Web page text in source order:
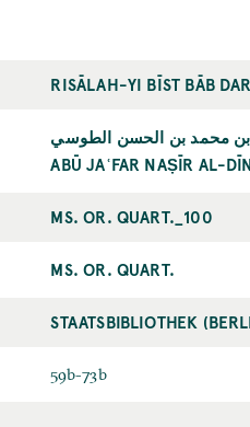
RISĀLAH-YI BĪST BĀB
بن محمد بن الحسن الطوسي
ABŪ JAʿFAR NAṢĪR AL-
MS. OR. QUART._100
MS. OR. QUART.
STAATSBIBLIOTHEK
59b-73b